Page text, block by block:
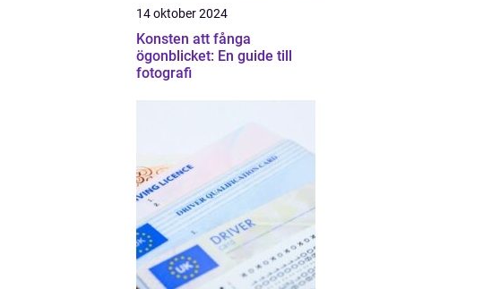
14 oktober 2024
Konsten att fånga
ögonblicket: En guide till
fotografi